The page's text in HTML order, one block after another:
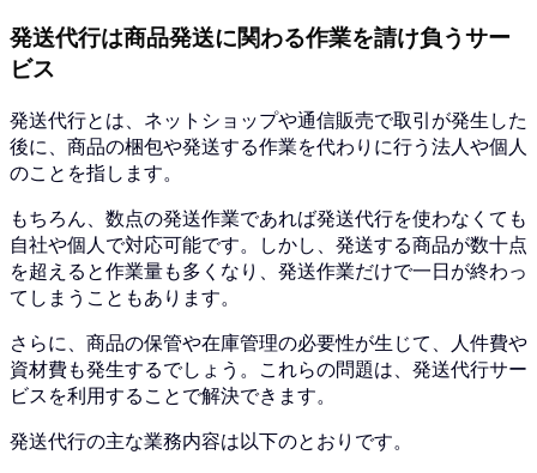
発送代行は商品発送に関わる作業を請け負うサー
ビス
発送代行とは、ネットショップや通信販売で取引が発生した
後に、商品の梱包や発送する作業を代わりに行う法人や個人
のことを指します。
もちろん、数点の発送作業であれば発送代行を使わなくても
自社や個人で対応可能です。
しかし、発送する商品が数十点
を超えると作業量も多くなり、発送作業だけで一日が終わっ
てしまうこともあります。
さらに、商品の保管や在庫管理の必要性が生じて、人件費や
資材費も発生するでしょう。 これらの問題は、発送代行サー
ビスを利用することで解決できます。
発送代行の主な業務内容は以下のとおりです。